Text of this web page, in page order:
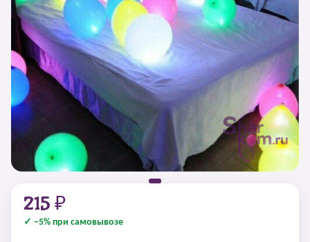
215 ₽
✓ −5% при самовывозе